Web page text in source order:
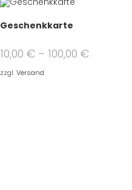
Geschenkkarte
10,00€ – 100,00€
zzgl.Versand